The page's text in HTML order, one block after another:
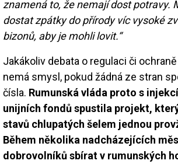
znamená to, že nemají dost potravy.
dostat zpátky do přírody víc vysoké
bizonů, aby je mohli lovit.“
Jakákoliv debata o regulaci či
nemá smysl, pokud žádná ze stran
čísla. Rumunská vláda proto s
unijních fondů spustila projekt,
stavů chlupatých šelem jednou
Během několika nadcházejících
dobrovolníků sbírat v rumunských